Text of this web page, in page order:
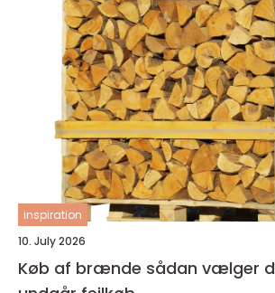
inspiration
10. July 2026
Køb af brænde sådan vælger du kvalitet og